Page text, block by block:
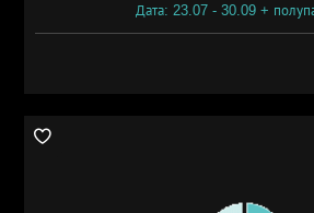
Дата: 23.07 - 30.09 +